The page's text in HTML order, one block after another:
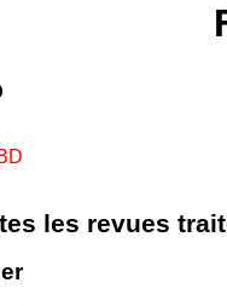
les revues